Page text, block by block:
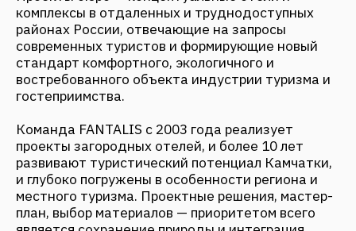
Команда FANTALIS c 2003 года реализует
проекты загородных отелей, и более 10 лет
развивают туристический потенциал Камчатки,
и глубоко погружены в особенности региона и
местного туризма. Проектные решения, мастер-
план, выбор материалов — приоритетом всего
является сохранение природы и интеграция
объекта в окружающий контекст.
В материале мы поговорили с партнером
FANTALIS Architects, архитектором Анной
Куликовой.
В чем заключаются ценности вашего бюро?
Какие ваши основополагающие принципы
проектирования?